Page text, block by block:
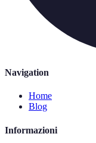
Navigation
Home
Blog
Informazioni